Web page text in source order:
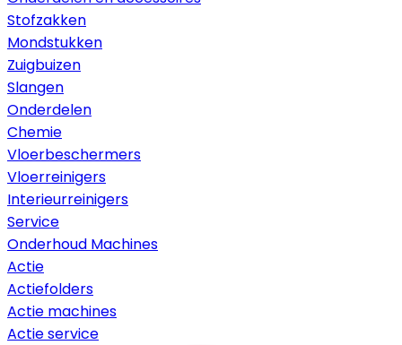
Stofzakken
Mondstukken
Zuigbuizen
Slangen
Onderdelen
Chemie
Vloerbeschermers
Vloerreinigers
Interieurreinigers
Service
Onderhoud Machines
Actie
Actiefolders
Actie machines
Actie service